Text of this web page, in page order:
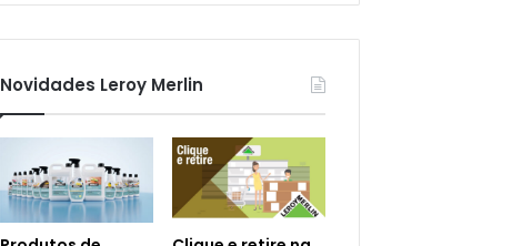
Novidades Leroy Merlin